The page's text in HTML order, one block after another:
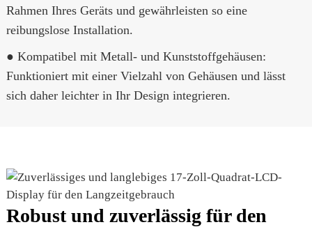
Rahmen Ihres Geräts und gewährleisten so eine
reibungslose Installation.
● Kompatibel mit Metall- und Kunststoffgehäusen:
Funktioniert mit einer Vielzahl von Gehäusen und lässt
sich daher leichter in Ihr Design integrieren.
Robust und zuverlässig für den